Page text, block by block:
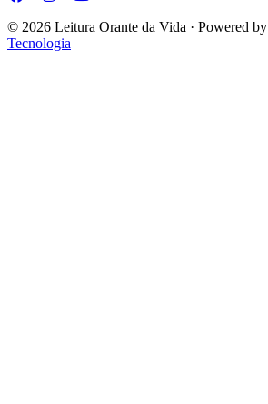
© 2026 Leitura Orante da Vida · Powered by
Tecnologia